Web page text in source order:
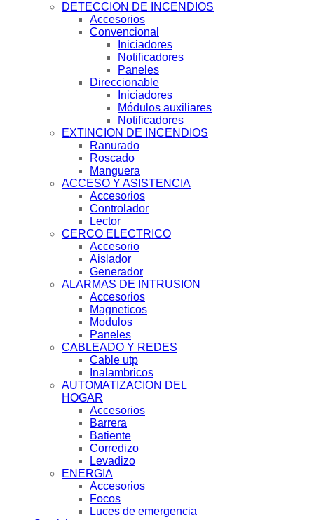
DETECCION DE INCENDIOS
Accesorios
Convencional
Iniciadores
Notificadores
Paneles
Direccionable
Iniciadores
Módulos auxiliares
Notificadores
EXTINCION DE INCENDIOS
Ranurado
Roscado
Manguera
ACCESO Y ASISTENCIA
Accesorios
Controlador
Lector
CERCO ELECTRICO
Accesorio
Aislador
Generador
ALARMAS DE INTRUSION
Accesorios
Magneticos
Modulos
Paneles
CABLEADO Y REDES
Cable utp
Inalambricos
AUTOMATIZACION DEL
HOGAR
Accesorios
Barrera
Batiente
Corredizo
Levadizo
ENERGIA
Accesorios
Focos
Luces de emergencia